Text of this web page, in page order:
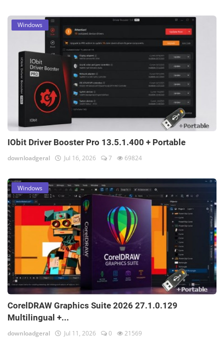
Windows
IObit Driver Booster Pro 13.5.1.400 + Portable
downloadgeral Jul 16, 2026 7 69824
Windows
CorelDRAW Graphics Suite 2026 27.1.0.129
Multilingual +...
downloadgeral Jul 11, 2026 0 21569